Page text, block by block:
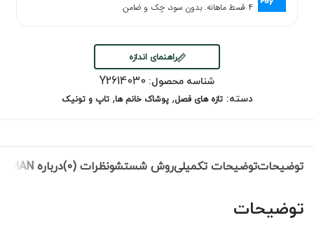
۴ قسط ماهانه. بدون سود، چک و ضامن.
راهنمای اندازه
شناسه محصول: Y2614030
دسته: تازه های فصل, پوشاک خانم ها, تاپ و تونیک
توضیحاتتوضیحات تکمیلیروش شستشونظرات (0) درباره ROMAN
توضیحات